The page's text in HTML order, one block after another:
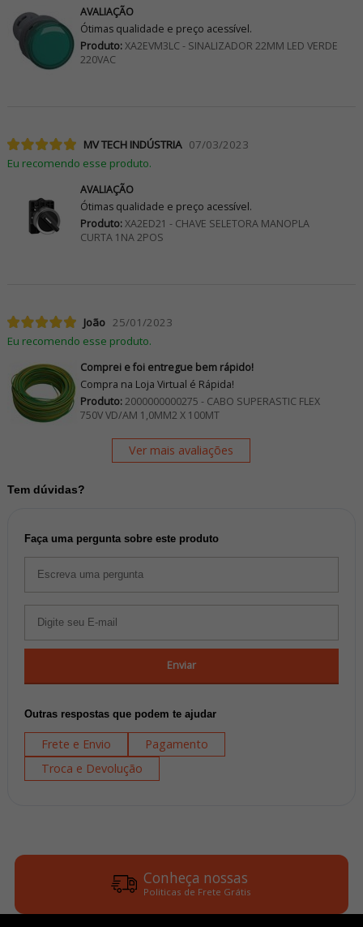
AVALIAÇÃO
Ótimas qualidade e preço acessível.
Produto:XA2EVM3LC - SINALIZADOR 22MM LED VERDE
220VAC
MV TECH INDÚSTRIA 07/03/2023
Eu recomendo esse produto.
AVALIAÇÃO
Ótimas qualidade e preço acessível.
Produto:XA2ED21 - CHAVE SELETORA MANOPLA
CURTA 1NA 2POS
João 25/01/2023
Eu recomendo esse produto.
Comprei e foi entregue bem rápido!
Compra na Loja Virtual é Rápida!
Produto:2000000000275 - CABO SUPERASTIC FLEX
750V VD/AM 1,0MM2 X 100MT
Ver mais avaliações
Tem dúvidas?
Faça uma pergunta sobre este produto
Enviar
Outras respostas que podem te ajudar
Frete e Envio
Pagamento
Troca e Devolução
Conheça nossas
Politicas de Frete Grátis